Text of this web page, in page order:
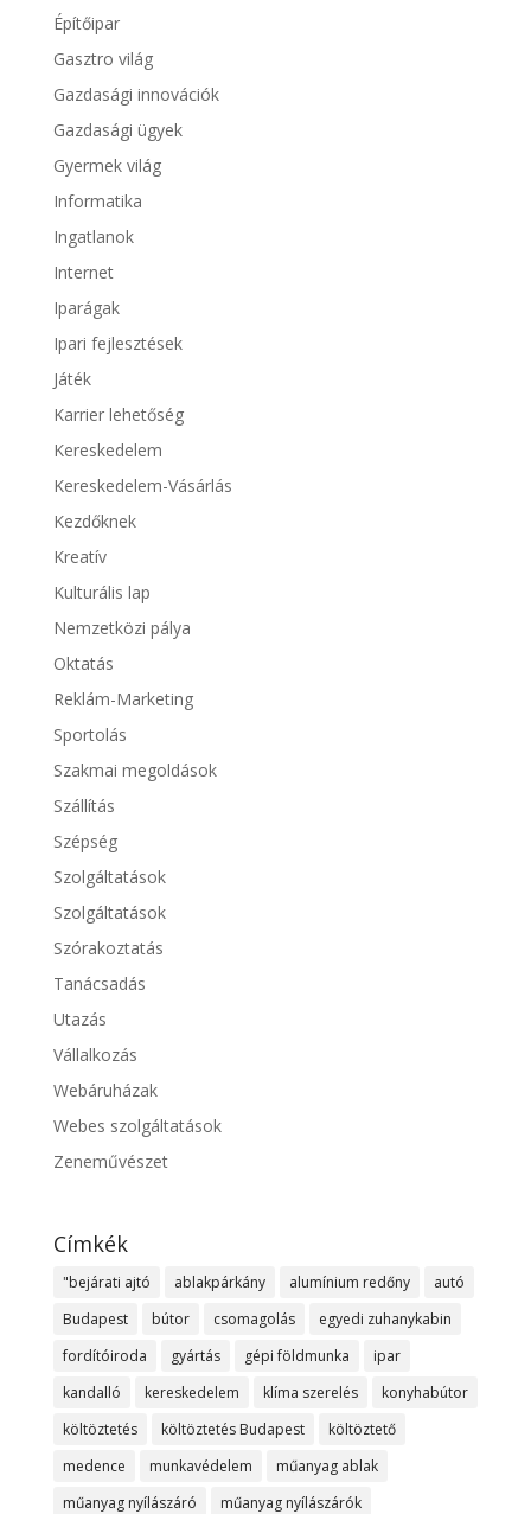
Építőipar
Gasztro világ
Gazdasági innovációk
Gazdasági ügyek
Gyermek világ
Informatika
Ingatlanok
Internet
Iparágak
Ipari fejlesztések
Játék
Karrier lehetőség
Kereskedelem
Kereskedelem-Vásárlás
Kezdőknek
Kreatív
Kulturális lap
Nemzetközi pálya
Oktatás
Reklám-Marketing
Sportolás
Szakmai megoldások
Szállítás
Szépség
Szolgáltatások
Szolgáltatások
Szórakoztatás
Tanácsadás
Utazás
Vállalkozás
Webáruházak
Webes szolgáltatások
Zeneművészet
Címkék
"bejárati ajtó ablakpárkány alumínium redőny
autó
Budapest
bútor csomagolás
egyedi zuhanykabin
fordítóiroda
gyártás gépi földmunka
ipar
kandalló
kereskedelem klíma szerelés
konyhabútor
költöztetés
költöztetés Budapest
költöztető
medence
munkavédelem
műanyag ablak
műanyag nyílászáró
műanyag nyílászárók